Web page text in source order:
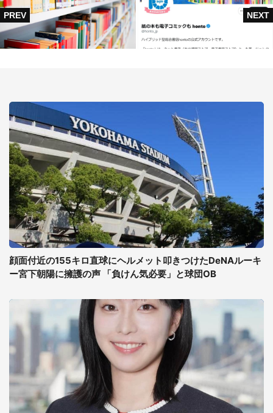
顔面付近の155キロ直球にヘルメット叩きつけたDeNAルーキ
ー宮下朝陽に擁護の声 「負けん気必要」と球団OB